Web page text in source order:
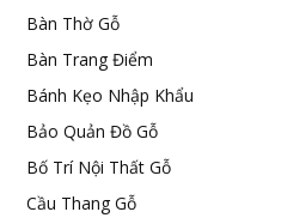
Bàn Thờ Gỗ
Bàn Trang Điểm
Bánh Kẹo Nhập Khẩu
Bảo Quản Đồ Gỗ
Bố Trí Nội Thất Gỗ
Cầu Thang Gỗ